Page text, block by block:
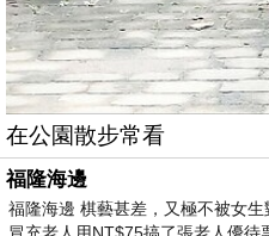
在公園散步常看
福隆海邊
福隆海邊 棋藝甚差，又極不被女